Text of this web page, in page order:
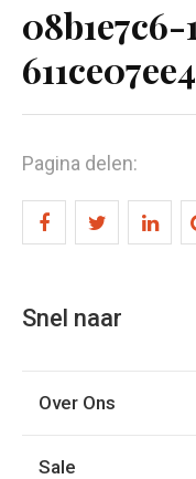
Pagina delen:
Snel naar
Over Ons
Sale